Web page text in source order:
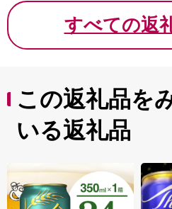
すべての返
この返礼品を
いる返礼品